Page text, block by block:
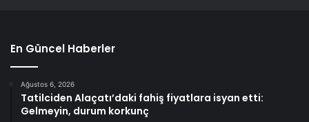
En Güncel Haberler
Ağustos 6, 2026
Tatilciden Alaçatı’daki fahiş fiyatlara isyan etti:
Gelmeyin, durum korkunç